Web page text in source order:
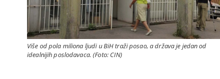
Više od pola miliona ljudi u BiH traži posao, a država je jedan od
idealnijih poslodavaca. (Foto: CIN)